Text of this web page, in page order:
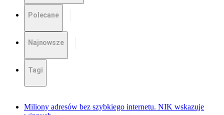
Polecane
Najnowsze
Tagi
Miliony adresów bez szybkiego internetu. NIK wskazuje